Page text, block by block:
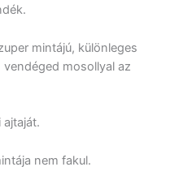
mintájú, különleges
mosollyal az
nem fakul.